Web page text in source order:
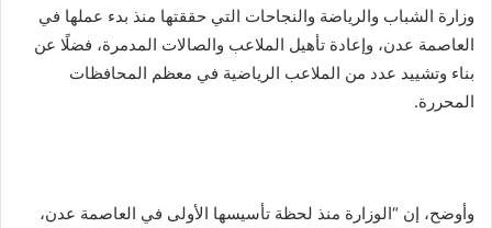
وزارة الشباب والرياضة والنجاحات التي حققتها منذ بدء عملها في
العاصمة عدن، وإعادة تأهيل الملاعب والصالات المدمرة، فضلًا عن
بناء وتشييد عدد من الملاعب الرياضية في معظم المحافظات
المحررة.
وأوضح، إن “الوزارة منذ لحظة تأسيسها الأولى في العاصمة عدن،